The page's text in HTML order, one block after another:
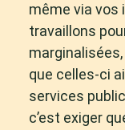
même via vos
travaillons
que celles-ci
services
c’est exiger